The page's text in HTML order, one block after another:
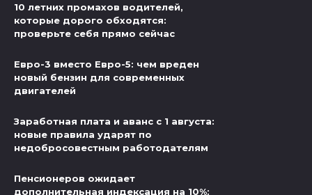
10 летних промахов водителей,
которые дорого обходятся:
проверьте себя прямо сейчас
Евро-3 вместо Евро-5: чем вреден
новый бензин для современных
двигателей
Заработная плата и аванс с 1 августа:
новые правила ударят по
недобросовестным работодателям
Пенсионеров ожидает
дополнительная индексация на 10%: